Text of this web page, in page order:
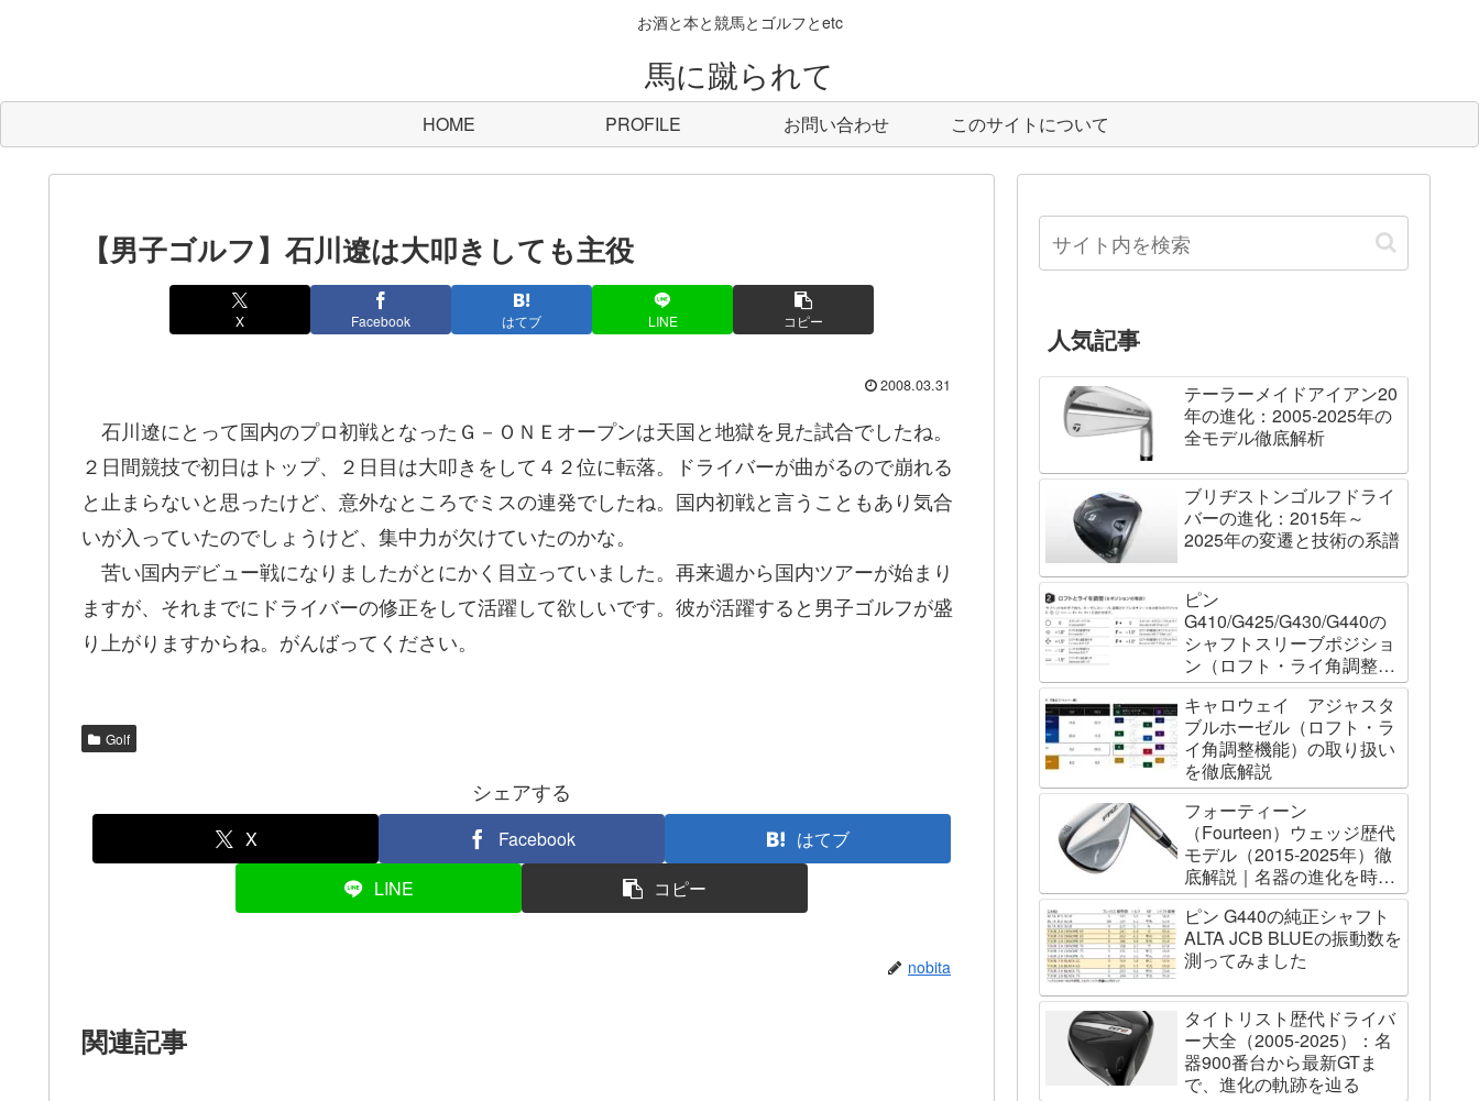
お酒と本と競馬とゴルフとetc
馬に蹴られて
HOME PROFILE お問い合わせ このサイトについて
【男子ゴルフ】石川遼は大叩きしても主役
X Facebook はてブ LINE コピー
2008.03.31
石川遼にとって国内のプロ初戦となったＧ－ＯＮＥオープンは天国と地獄を見た試合でしたね。
２日間競技で初日はトップ、２日目は大叩きをして４２位に転落。ドライバーが曲がるので崩れる
と止まらないと思ったけど、意外なところでミスの連発でしたね。国内初戦と言うこともあり気合
いが入っていたのでしょうけど、集中力が欠けていたのかな。
苦い国内デビュー戦になりましたがとにかく目立っていました。再来週から国内ツアーが始まり
ますが、それまでにドライバーの修正をして活躍して欲しいです。彼が活躍すると男子ゴルフが盛
り上がりますからね。がんばってください。
Golf
シェアする
X Facebook
はてブ
LINE
コピー
nobita
関連記事
人気記事
テーラーメイドアイアン20
年の進化：2005-2025年の
全モデル徹底解析
ブリヂストンゴルフドライ
バーの進化：2015年～
2025年の変遷と技術の系譜
ピン
G410/G425/G430/G440の
シャフトスリーブポジショ
ン（ロフト・ライ角調整機
能）について
キャロウェイ アジャスタ
ブルホーゼル（ロフト・ラ
イ角調整機能）の取り扱い
を徹底解説
フォーティーン
（Fourteen）ウェッジ歴代
モデル（2015-2025年）徹
底解説｜名器の進化を時系
列で辿る
ピン G440の純正シャフト
ALTA JCB BLUEの振動数を
測ってみました
タイトリスト歴代ドライバ
ー大全（2005-2025）：名
器900番台から最新GTま
で、進化の軌跡を辿る